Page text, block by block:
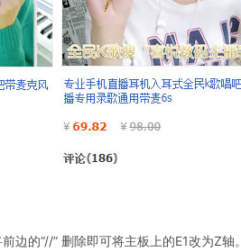
的“//” 删除即可将主板上的E1改为Z轴。